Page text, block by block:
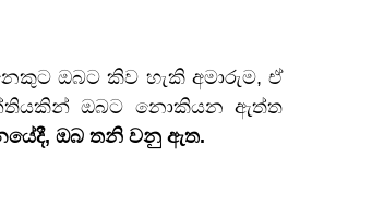
ඔබට කිව හැකි අමාරුම, ඒ
ඔබට නොකියන ඇත්ත
ඔබ තනි වනු ඇත.